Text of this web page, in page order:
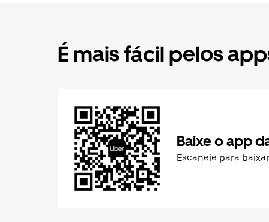
É mais fácil pelos
Baixe o app
Escaneie para baixar